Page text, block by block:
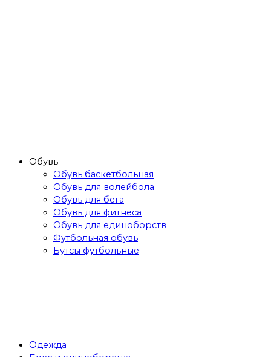
Обувь
Обувь баскетбольная
Обувь для волейбола
Обувь для бега
Обувь для фитнеса
Обувь для единоборств
Футбольная обувь
Бутсы футбольные
Одежда